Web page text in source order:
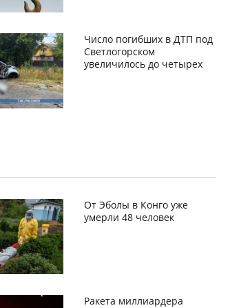
Число погибших в ДТП под
Светлогорском
увеличилось до четырех
От Эболы в Конго уже
умерли 48 человек
Ракета миллиардера